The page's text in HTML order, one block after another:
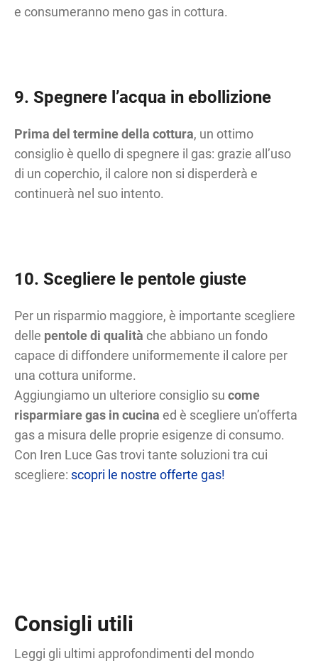
e consumeranno meno gas in cottura.
9. Spegnere l’acqua in ebollizione
Prima del termine della cottura, un ottimo
consiglio è quello di spegnere il gas: grazie all’uso
di un coperchio, il calore non si disperderà e
continuerà nel suo intento.
10. Scegliere le pentole giuste
Per un risparmio maggiore, è importante scegliere
delle pentole di qualità che abbiano un fondo
capace di diffondere uniformemente il calore per
una cottura uniforme.
Aggiungiamo un ulteriore consiglio sucome
risparmiare gas in cucina ed è scegliere un’offerta
gas a misura delle proprie esigenze di consumo.
Con Iren Luce Gas trovi tante soluzioni tra cui
scegliere: scopri le nostre offerte gas!
Consigli utili
Leggi gli ultimi approfondimenti del mondo